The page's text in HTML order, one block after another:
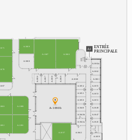
A- 10 62a
A- 10 62
A- 106 1
A -10 55
A -10 53
A- 10 51
A -10 49
A 10 4 7
A- 10 45
A- 103 9
A- 106 8
10 87
A
-
0
A
-
0
A
-
0 A-10 60
A- 10 5 4
A- 10 5 2
A- 10 5 0
A- 104 8
A-104 2b
A- 104 2a
A-104 2
A -106 6
A -1 067
A -106 9
10 70
A
-
0
A -10 37
A- 1 090b
08 8
-109 2 A -1 091
A 08 9
10 71 ENTRÉE
PRINCIP ALE
A1